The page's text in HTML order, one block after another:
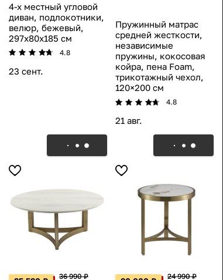
4-х местный угловой
диван, подлокотники,
велюр, бежевый,
297x80x185 см
4.8
23 сент.
Пружинный матрас
средней жесткости,
независимые
пружины, кокосовая
койра, пена Foam,
трикотажный чехол,
120×200 см
4.8
21 авг.
36 990 ₽ 24 990 ₽